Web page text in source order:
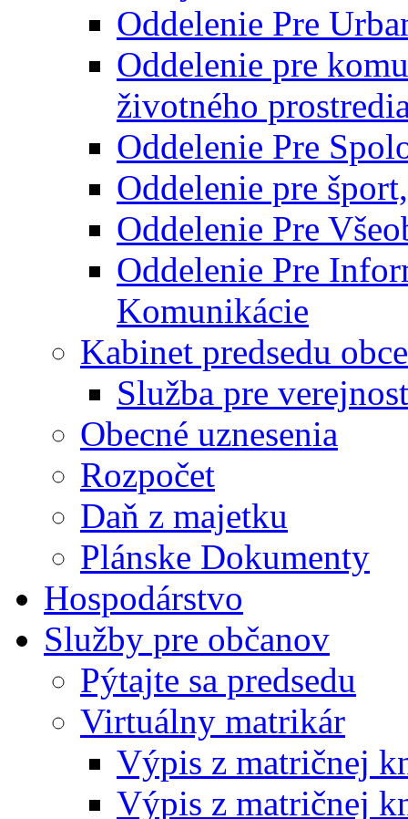
Oddelenie Pre
Oddelenie pre
životného
Oddelenie Pre
Oddelenie pre
Oddelenie Pre
Oddelenie Pre
Komunikácie
Kabinet predsedu obce
Služba pre
Obecné uznesenia
Rozpočet
Daň z majetku
Plánske Dokumenty
Hospodárstvo
Služby pre občanov
Pýtajte sa predsedu
Virtuálny matrikár
Výpis z matričnej
Výpis z matričnej